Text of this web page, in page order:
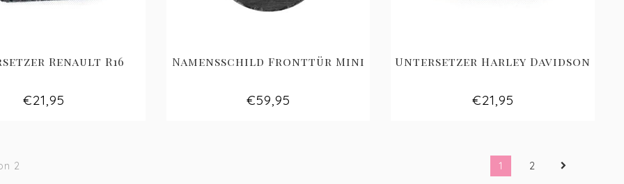
Renault R16
€21,95
Namensschild Fronttür Mini
€59,95
Untersetzer Harley Davidson
€21,95
2 1 2